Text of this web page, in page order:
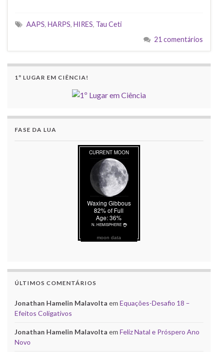
AAPS, HARPS, HIRES, Tau Ceti
21 comentários
1º LUGAR EM CIÊNCIA!
FASE DA LUA
moon data
ÚLTIMOS COMENTÁRIOS
Jonathan Hamelin Malavolta em Equações-Desafio 18 –
Efeitos Coligativos
Jonathan Hamelin Malavolta em Feliz Natal e Próspero Ano
Novo